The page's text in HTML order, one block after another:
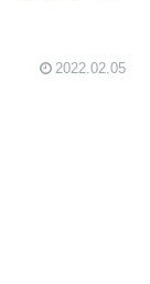
2022.02.05